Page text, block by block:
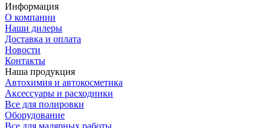
Информация
О компании
Наши дилеры
Доставка и оплата
Новости
Контакты
Наша продукция
Автохимия и автокосметика
Аксессуары и расходники
Все для полировки
Оборудование
Все для малярных работы